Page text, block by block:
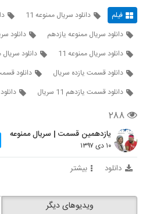
فیلم دانلود سریال ممنوعه 11
دانلود سریال ممنوعه یازدهم
دانلود
دانلود سریال ممنوعه 11
دانلود سریال
دانلود قسمت یازده سریال
دانلود
دانلود قسمت یازدهم 11 سریال
دانلود
۲۸۸
یازدهمین قسمت | سریال ممنوعه
۱۰ دی ۱۳۹۷
دانلود بیشتر
ویدیوهای دیگر